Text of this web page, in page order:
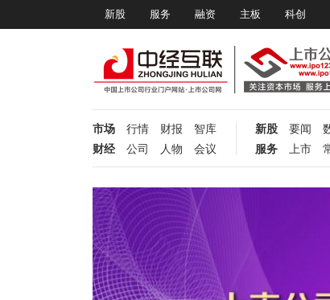
新股 服务 融资 主板 科创
市场 行情 财报
智库
财经
公司 人物 会议
新股 要闻
服务
上市